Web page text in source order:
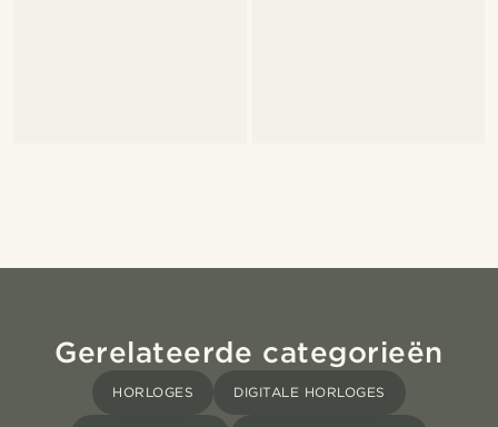
Gerelateerde categorieën
HORLOGES DIGITALE HORLOGES